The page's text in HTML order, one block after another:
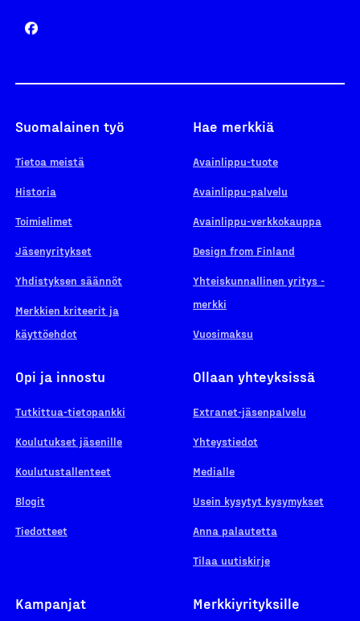
Suomalainen työ
Tietoa meistä
Historia
Toimielimet
Jäsenyritykset
Yhdistyksen säännöt
Merkkien kriteerit ja
käyttöehdot
Hae merkkiä
Avainlippu-tuote
Avainlippu-palvelu
Avainlippu-verkkokauppa
Design from Finland
Yhteiskunnallinen yritys -
merkki
Vuosimaksu
Opi ja innostu
Tutkittua-tietopankki
Koulutukset jäsenille
Koulutustallenteet
Blogit
Tiedotteet
Ollaan yhteyksissä
Extranet-jäsenpalvelu
Yhteystiedot
Medialle
Usein kysytyt kysymykset
Anna palautetta
Tilaa uutiskirje
Kampanjat Merkkiyrityksille